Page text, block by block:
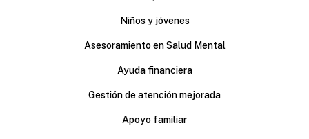
Niños y jóvenes
Asesoramiento en Salud Mental
Ayuda financiera
Gestión de atención mejorada
Apoyo familiar